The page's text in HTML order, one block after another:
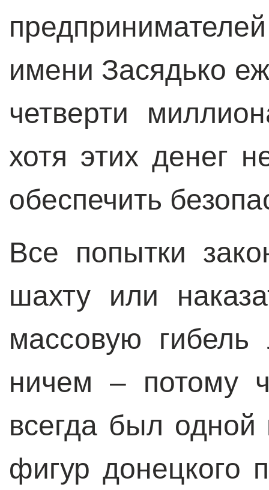
имени Засядько
четверти
хотя этих денег
обеспечить
Все попытки
шахту или
массовую гибель
ничем – потому
всегда был
фигур донецкого